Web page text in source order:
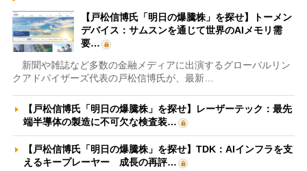
【戸松信博氏「明日の爆騰株」を探せ】トーメン
デバイス：サムスンを通じて世界のAIメモリ需
要…
新聞や雑誌など多数の金融メディアに出演するグローバルリン
クアドバイザーズ代表の戸松信博氏が、最新…
【戸松信博氏「明日の爆騰株」を探せ】レーザーテック：最先
端半導体の製造に不可欠な検査装…
【戸松信博氏「明日の爆騰株」を探せ】TDK：AIインフラを支
えるキープレーヤー 成長の再評…